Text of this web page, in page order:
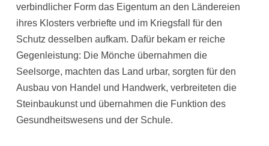
verbindlicher Form das Eigentum an den Ländereien
ihres Klosters verbriefte und im Kriegsfall für den
Schutz desselben aufkam. Dafür bekam er reiche
Gegenleistung: Die Mönche übernahmen die
Seelsorge, machten das Land urbar, sorgten für den
Ausbau von Handel und Handwerk, verbreiteten die
Steinbaukunst und übernahmen die Funktion des
Gesundheitswesens und der Schule.